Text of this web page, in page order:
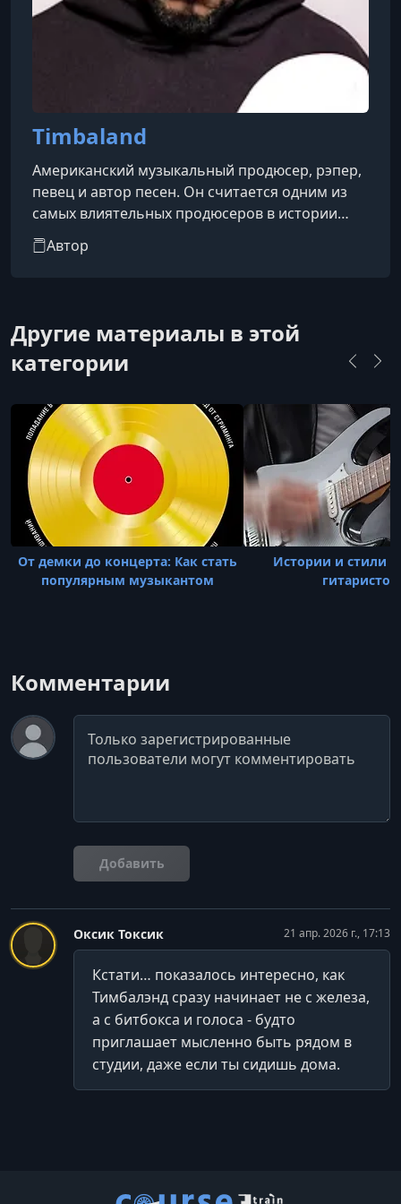
Timbaland
Американский музыкальный продюсер, рэпер,
певец и автор песен. Он считается одним из
самых влиятельных продюсеров в истории
современной музыки, оказав значительное
влияние на развитие хип-хопа, R&B и поп-
сотрудничая с такими артистами, как Мисси
Элиот и Алия. Его инновационный подход к
продюсированию, включая использование
Автор
Другие материалы в этой
категории
От демки до концерта: Как стать
популярным музыкантом
Истории и стили
гитаристов
Комментарии
Комментарий
Добавить
Оксик Токсик 21 апр. 2026 г., 17:13
Кстати… показалось интересно, как
Тимбалэнд сразу начинает не с железа,
а с битбокса и голоса - будто
приглашает мысленно быть рядом в
студии, даже если ты сидишь дома.